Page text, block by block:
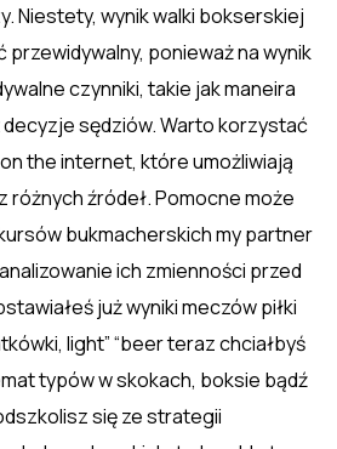
Niestety, wynik walki bokserskiej
przewidywalny, ponieważ na wynik
czynniki, takie jak maneira
decyzje sędziów. Warto korzystać
the internet, które umożliwiają
różnych źródeł. Pomocne może
bukmacherskich my partner
ich zmienności przed
już wyniki meczów piłki
light” “beer teraz chciałbyś
typów w skokach, boksie bądź
się ze strategii